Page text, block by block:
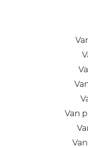
Van